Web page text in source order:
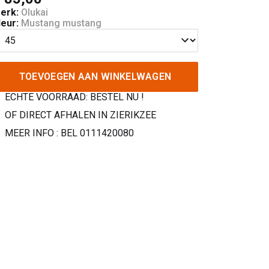
Olukai
Mustang mustang
TOEVOEGEN AAN WINKELWAGEN
ECHTE VOORRAAD: BESTEL NU !
OF DIRECT AFHALEN IN ZIERIKZEE
MEER INFO : BEL 0111420080